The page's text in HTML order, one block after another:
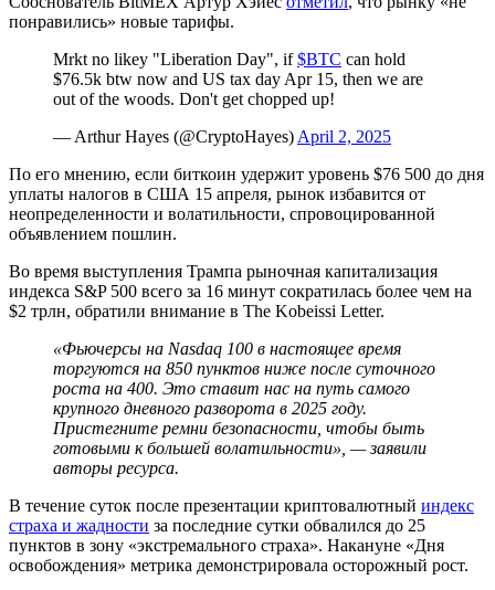
понравились» новые тарифы.
Mrkt no likey "Liberation Day", if$BTC can hold
$76.5k btw now and US tax day Apr 15, then we are
out of the woods. Don't get chopped up!
— Arthur Hayes (@CryptoHayes) April 2, 2025
По его мнению, если биткоин удержит уровень $76 500 до дня
уплаты налогов в США 15 апреля, рынок избавится от
неопределенности и волатильности, спровоцированной
объявлением пошлин.
Во время выступления Трампа рыночная капитализация
индекса S&P 500 всего за 16 минут сократилась более чем на
$2 трлн, обратили внимание в The Kobeissi Letter.
«Фьючерсы на Nasdaq 100 в настоящее время
торгуются на 850 пунктов ниже после суточного
роста на 400. Это ставит нас на путь самого
крупного дневного разворота в 2025 году.
Пристегните ремни безопасности, чтобы быть
готовыми к большей волатильности», — заявили
авторы ресурса.
В течение суток после презентации криптовалютный индекс
страха и жадности за последние сутки обвалился до 25
пунктов в зону «экстремального страха». Накануне «Дня
освобождения» метрика демонстрировала осторожный рост.